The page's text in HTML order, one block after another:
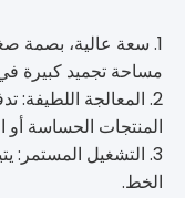
1. سعة عالية، بصمة
مساحة تجميد كبيرة
2. المعالجة اللطيفة:
المنتجات الحساسة أو
3. التشغيل المستمر:
الخط.